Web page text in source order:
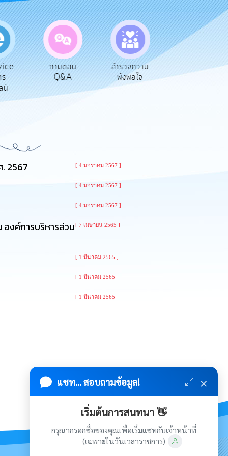
ถามตอบ
Q&A
สำรวจความ
พึงพอใจ
ผู้รับเบีย
ยังชีพ
2567 [ 4 มกราคม 2567 ]
[ 4 มกราคม 2567 ]
[ 4 มกราคม 2567 ]
งค์การบริหารส่วน [ 7 เมษายน 2565 ]
[ 1 มีนาคม 2565 ]
[ 1 มีนาคม 2565 ]
[ 1 มีนาคม 2565 ]
แชท... สอบถามข้อมูล! ×
เริ่มต้นการสนทนา 👋
กรุณากรอกชื่อของคุณเพื่อเริ่มแชทกับเจ้าหน้าที่
(เฉพาะในวันเวลาราชการ)